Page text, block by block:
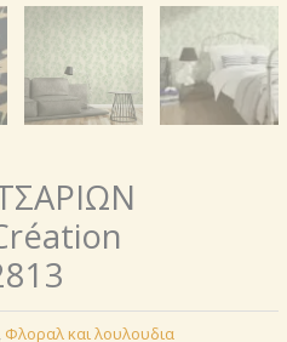
, Φλοραλ και λουλουδια